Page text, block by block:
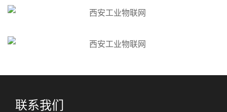
联系我们